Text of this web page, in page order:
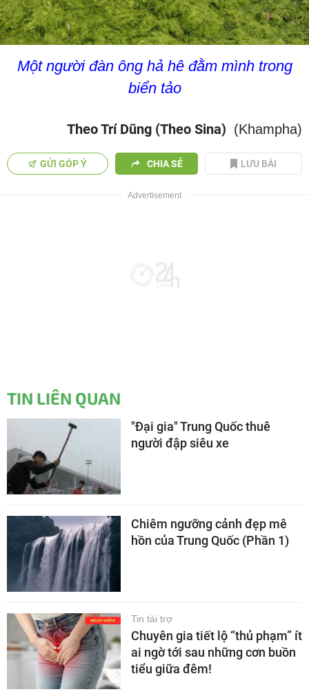
Một người đàn ông hả hê đằm mình trong
biển tảo
Theo Trí Dũng (Theo Sina) (Khampha)
GỬI GÓP Ý CHIA SẺ LƯU BÀI
TIN LIÊN QUAN
"Đại gia" Trung Quốc thuê
người đập siêu xe
Chiêm ngưỡng cảnh đẹp mê
hồn của Trung Quốc (Phần 1)
Tin tài trợ
Chuyên gia tiết lộ “thủ phạm” ít
ai ngờ tới sau những cơn buồn
tiểu giữa đêm!